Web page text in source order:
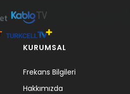
KURUMSAL
Frekans Bilgileri
Hakkımızda